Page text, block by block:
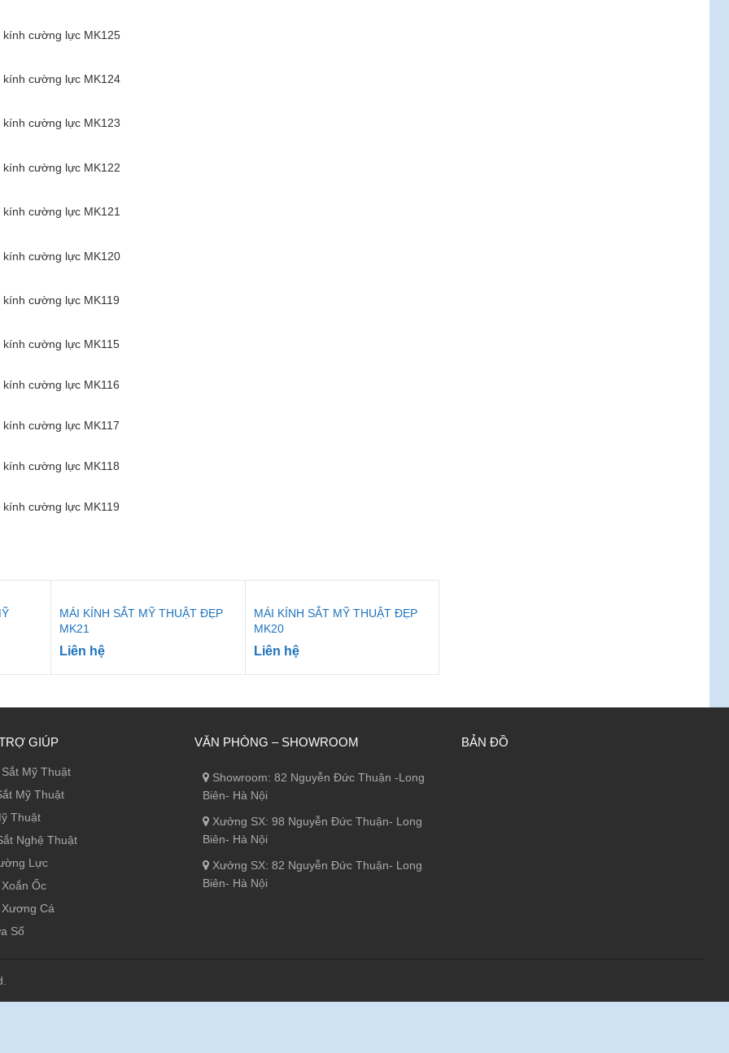
kính cường lực MK125
kính cường lực MK124
kính cường lực MK123
kính cường lực MK122
kính cường lực MK121
kính cường lực MK120
kính cường lực MK119
kính cường lực MK115
kính cường lực MK116
kính cường lực MK117
kính cường lực MK118
kính cường lực MK119
MÁI KÍNH SẮT MỸ THUẬT ĐẸP
MK21
Liên hệ
MÁI KÍNH SẮT MỸ THUẬT ĐẸP
MK20
Liên hệ
GIÚP
Mỹ Thuật
Mỹ Thuật
Thuật
Nghệ Thuật
Lực
Ốc
Cá
Sổ
VĂN PHÒNG – SHOWROOM
Showroom: 82 Nguyễn Đức Thuận -Long
Biên- Hà Nội
Xưởng SX: 98 Nguyễn Đức Thuận- Long
Biên- Hà Nội
Xưởng SX: 82 Nguyễn Đức Thuận- Long
Biên- Hà Nội
BẢN ĐỒ